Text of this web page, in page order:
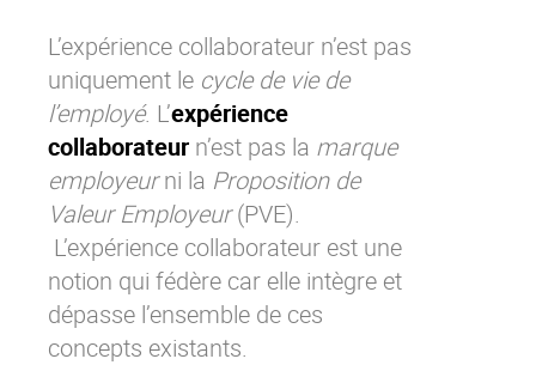
L’expérience collaborateur n’est pas
uniquement le cycle de vie de
l’employé. L’expérience
collaborateur n’est pas la marque
employeurni la Proposition de
Valeur Employeur(PVE).
L’expérience collaborateur est une
notion qui fédère car elle intègre et
dépasse l’ensemble de ces
concepts existants.